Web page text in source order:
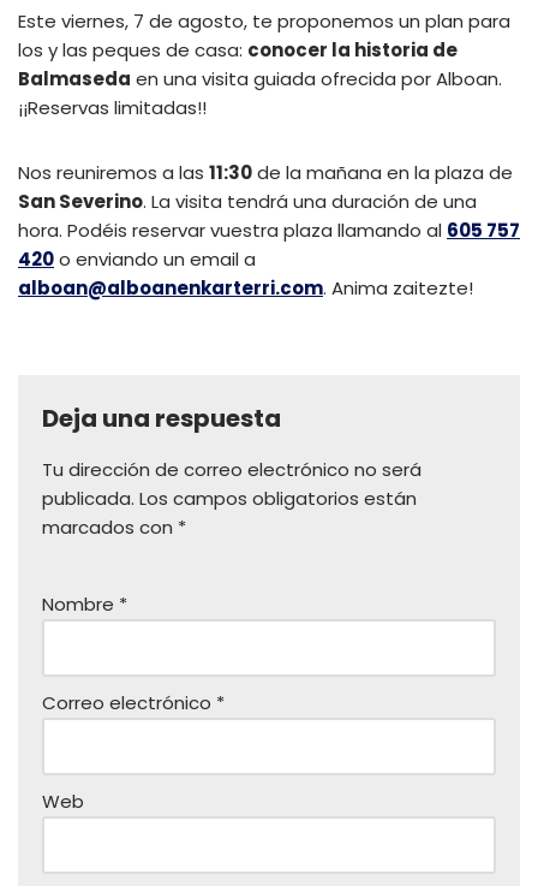
Este viernes, 7 de agosto, te proponemos un plan para
los y las peques de casa: conocer la historia de
Balmaseda en una visita guiada ofrecida por Alboan.
¡¡Reservas limitadas!!
Nos reuniremos a las 11:30de la mañana en la plaza de
San Severino. La visita tendrá una duración de una
hora. Podéis reservar vuestra plaza llamando al 605 757
420o enviando un email a
alboan@alboanenkarterri.com. Anima zaitezte!
Deja una respuesta
Tu dirección de correo electrónico no será
publicada. Los campos obligatorios están
marcados con *
Nombre *
Correo electrónico *
Web